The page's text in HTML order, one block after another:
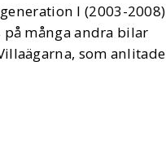
I (2003-2008)
många andra bilar
som anlitade